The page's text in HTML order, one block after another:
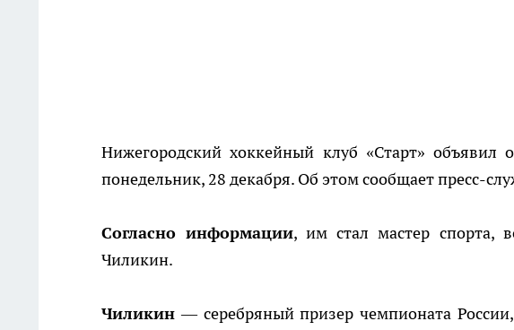
Нижегородский хоккейный клуб «Старт» объявил
понедельник, 28 декабря. Об этом сообщает пресс-
Согласно информации, им стал мастер спорта,
Чиликин.
Чиликин — серебряный призер чемпионата